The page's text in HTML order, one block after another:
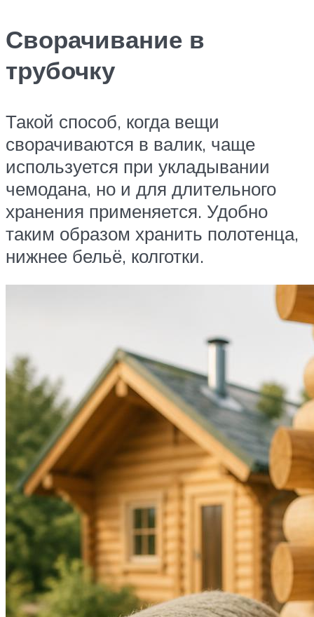
Сворачивание в
трубочку
Такой способ, когда вещи
сворачиваются в валик, чаще
используется при укладывании
чемодана, но и для длительного
хранения применяется. Удобно
таким образом хранить полотенца,
нижнее бельё, колготки.